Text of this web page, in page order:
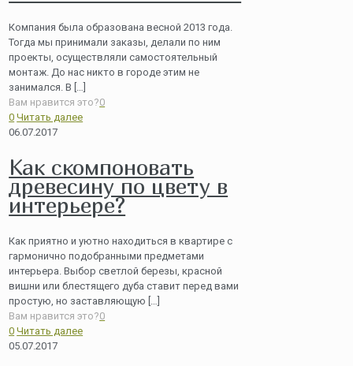
Компания была образована весной 2013 года.
Тогда мы принимали заказы, делали по ним
проекты, осуществляли самостоятельный
монтаж. До нас никто в городе этим не
занимался. В […]
Вам нравится это?0
0 Читать далее
06.07.2017
Как скомпоновать
древесину по цвету в
интерьере?
Как приятно и уютно находиться в квартире с
гармонично подобранными предметами
интерьера. Выбор светлой березы, красной
вишни или блестящего дуба ставит перед вами
простую, но заставляющую […]
Вам нравится это?0
0 Читать далее
05.07.2017